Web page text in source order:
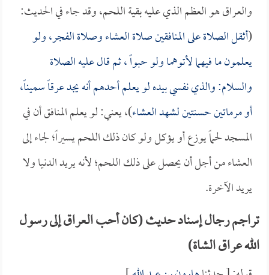
والعراق هو العظم الذي عليه بقية اللحم، وقد جاء في الحديث:
(أثقل الصلاة على المنافقين صلاة العشاء وصلاة الفجر، ولو
يعلمون ما فيهما لأتوهما ولو حبواً ، ثم قال عليه الصلاة
والسلام: والذي نفسي بيده لو يعلم أحدهم أنه يجد عرقاً سميناً،
أو مرماتين حسنتين لشهد العشاء)، يعني: لو يعلم المنافق أن في
المسجد لحماً يوزع أو يؤكل ولو كان ذلك اللحم يسيراً؛ لجاء إلى
العشاء من أجل أن يحصل على ذلك اللحم؛ لأنه يريد الدنيا ولا
يريد الآخرة.
تراجم رجال إسناد حديث (كان أحب العراق إلى رسول
الله عراق الشاة)